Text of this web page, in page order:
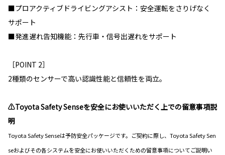
■プロアクティブドライビングアシスト：安全運転をさりげなく
サポート
■発進遅れ告知機能：先行車・信号出遅れをサポート
［POINT 2］
2種類のセンサーで高い認識性能と信頼性を両立。
⚠Toyota Safety Senseを安全にお使いいただく上での留意事項説
明
Toyota Safety Senseは予防安全パッケージです。ご契約に際し、Toyota Safety Sen
seおよびその各システムを安全にお使いいただくための留意事項についてご説明い